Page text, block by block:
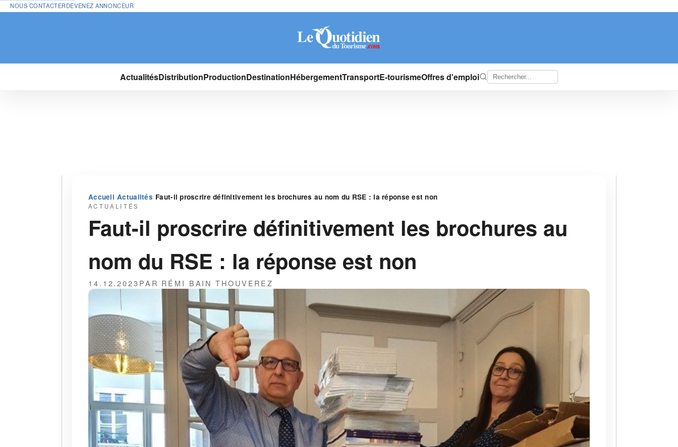
NOUS CONTACTERDEVENEZ ANNONCEUR
ActualitésDistributionProductionDestinationHébergementTransportE-tourismeOffres d'emploi
Accueil›Actualités›Faut-il proscrire définitivement les brochures au nom du RSE : la réponse est non
ACTUALITÉS
Faut-il proscrire définitivement les brochures au
nom du RSE : la réponse est non
14.12.2023PAR RÉMI BAIN THOUVEREZ